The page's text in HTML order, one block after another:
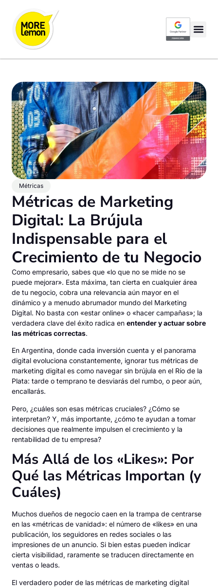
Métricas
Métricas de Marketing
Digital: La Brújula
Indispensable para el
Crecimiento de tu Negocio
Como empresario, sabes que «lo que no se mide no se
puede mejorar». Esta máxima, tan cierta en cualquier área
de tu negocio, cobra una relevancia aún mayor en el
dinámico y a menudo abrumador mundo del Marketing
Digital. No basta con «estar online» o «hacer campañas»; la
verdadera clave del éxito radica en entender y actuar sobre
las métricas correctas.
En Argentina, donde cada inversión cuenta y el panorama
digital evoluciona constantemente, ignorar tus métricas de
marketing digital es como navegar sin brújula en el Río de la
Plata: tarde o temprano te desviarás del rumbo, o peor aún,
encallarás.
Pero, ¿cuáles son esas métricas cruciales? ¿Cómo se
interpretan? Y, más importante, ¿cómo te ayudan a tomar
decisiones que realmente impulsen el crecimiento y la
rentabilidad de tu empresa?
Más Allá de los «Likes»: Por
Qué las Métricas Importan (y
Cuáles)
Muchos dueños de negocio caen en la trampa de centrarse
en las «métricas de vanidad»: el número de «likes» en una
publicación, los seguidores en redes sociales o las
impresiones de un anuncio. Si bien estas pueden indicar
cierta visibilidad, raramente se traducen directamente en
ventas o leads.
El verdadero poder de las métricas de marketing digital